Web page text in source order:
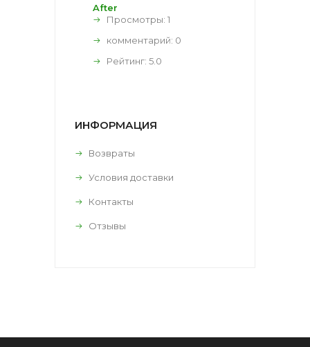
After
Просмотры: 1
комментарий: 0
Рейтинг: 5.0
ИНФОРМАЦИЯ
Возвраты
Условия доставки
Контакты
Отзывы